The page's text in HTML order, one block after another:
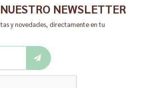
NEWSLETTER
y novedades, directamente en tu